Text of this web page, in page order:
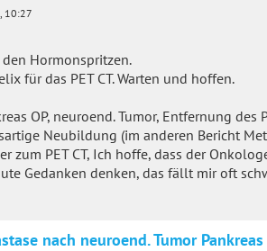
10:27
Hormonspritzen.
für das PET CT. Warten und hoffen.
OP, neuroend. Tumor, Entfernung
Neubildung (im anderen Bericht
zum PET CT, Ich hoffe, dass der
Gedanken denken, das fällt mir oft
nach neuroend. Tumor Pankreas